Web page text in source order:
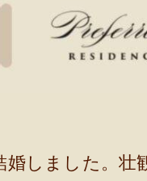
婚しました。壮